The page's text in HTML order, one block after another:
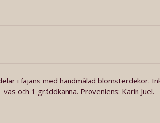
i fajans med handmålad blomsterdekor.
och 1 gräddkanna. Proveniens: Karin Juel.